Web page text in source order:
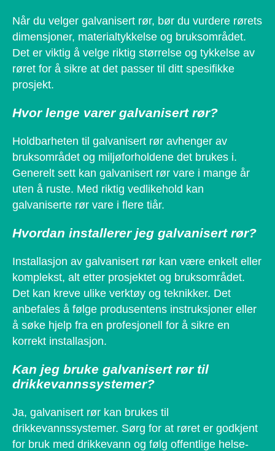
Når du velger galvanisert rør, bør du vurdere rørets
dimensjoner, materialtykkelse og bruksområdet.
Det er viktig å velge riktig størrelse og tykkelse av
røret for å sikre at det passer til ditt spesifikke
prosjekt.
Hvor lenge varer galvanisert rør?
Holdbarheten til galvanisert rør avhenger av
bruksområdet og miljøforholdene det brukes i.
Generelt sett kan galvanisert rør vare i mange år
uten å ruste. Med riktig vedlikehold kan
galvaniserte rør vare i flere tiår.
Hvordan installerer jeg galvanisert rør?
Installasjon av galvanisert rør kan være enkelt eller
komplekst, alt etter prosjektet og bruksområdet.
Det kan kreve ulike verktøy og teknikker. Det
anbefales å følge produsentens instruksjoner eller
å søke hjelp fra en profesjonell for å sikre en
korrekt installasjon.
Kan jeg bruke galvanisert rør til
drikkevannssystemer?
Ja, galvanisert rør kan brukes til
drikkevannssystemer. Sørg for at røret er godkjent
for bruk med drikkevann og følg offentlige helse-